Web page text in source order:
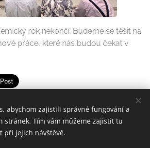
rok nekončí. Budeme se těšit na
práce, které nás budou čekat v
abychom zajistili správné fungování a
stránek. Tím vám můžeme zajistit tu
při jejich návštěvě.